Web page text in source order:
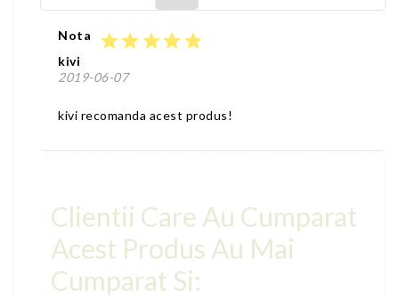
Nota starstarstarstarstar
kivi
2019-06-07
kivi recomanda acest produs!
Clientii Care Au Cumparat
Acest Produs Au Mai
Cumparat Si: